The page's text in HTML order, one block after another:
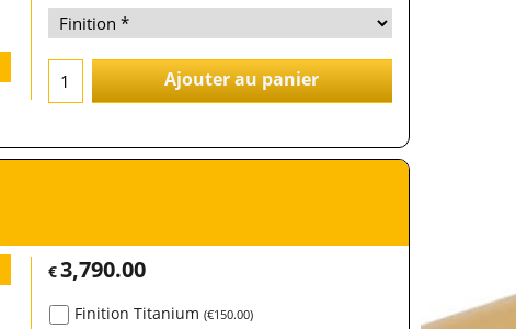
Ajouter au panier
€3,790.00
Finition Titanium (€150.00)